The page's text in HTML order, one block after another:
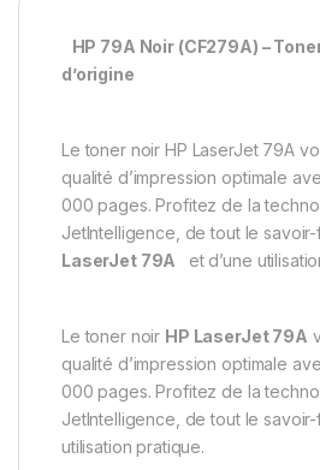
HP 79A Noir (CF279A) –
d’origine
Le toner noir HP LaserJet 79A
qualité d’impression optimale
000 pages. Profitez de la
JetIntelligence, de tout le
LaserJet 79A
et d’une
Le toner noir HP LaserJet 79A
qualité d’impression optimale
000 pages. Profitez de la
JetIntelligence, de tout le savoir-
utilisation pratique.